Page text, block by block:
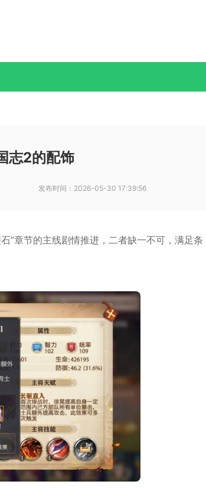
志2的配饰
发布时间： 2026-05-30 17:39:56
”章节的主线剧情推进，二者缺一不可，满足条